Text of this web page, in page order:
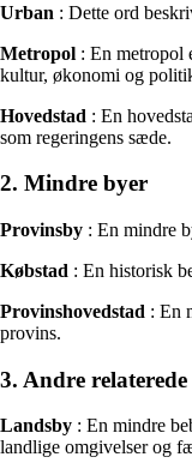
Urban : Dette ord
Metropol : En metropol
kultur, økonomi og
Hovedstad : En
som regeringens sæde.
2. Mindre byer
Provinsby : En mindre
Købstad : En historisk
Provinshovedstad : En
provins.
3. Andre
Landsby : En mindre
landlige omgivelser og